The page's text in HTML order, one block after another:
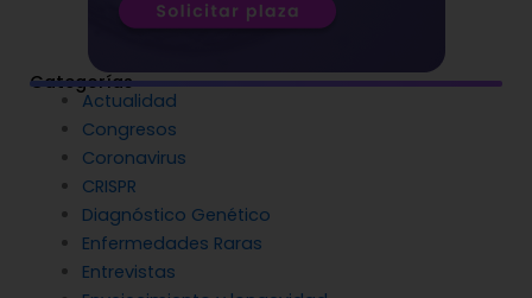
Categorías
Actualidad
Congresos
Coronavirus
CRISPR
Diagnóstico Genético
Enfermedades Raras
Entrevistas